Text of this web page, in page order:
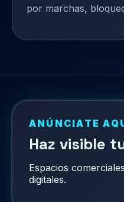
por marchas,
ANÚNCIATE
Haz visible
Espacios
digitales.